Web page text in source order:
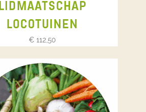
LIDMAATSCHAP
LOCOTUINEN
€ 112,50